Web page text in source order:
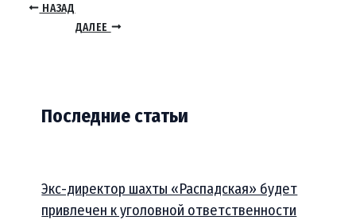
НАЗАД
ДАЛЕЕ
Последние статьи
Экс-директор шахты «Распадская» будет
привлечен к уголовной ответственности